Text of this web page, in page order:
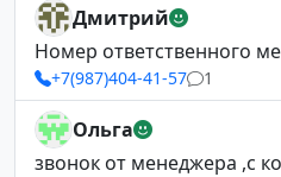
Дмитрий
Номер ответственного
+7(987)404-41-57 1
Ольга
звонок от менеджера ,с